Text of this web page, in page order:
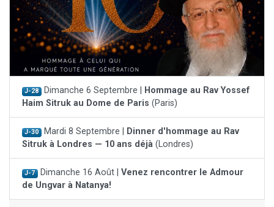
J-28 Dimanche 6 Septembre |
Hommage au Rav Yossef
Haim Sitruk au Dome de Paris (Paris)
J-30 Mardi 8 Septembre |
Dinner d'hommage au Rav
Sitruk à Londres — 10 ans déjà (Londres)
J-7 Dimanche 16 Août | Venez rencontrer le Admour
de Ungvar à Natanya!